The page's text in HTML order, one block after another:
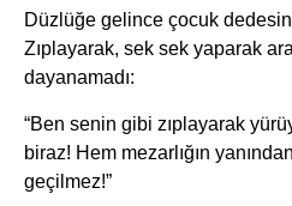
Düzlüğe gelince çocuk
Zıplayarak, sek sek yaparak
dayanamadı:
“Ben senin gibi zıplayarak
biraz! Hem mezarlığın
geçilmez!”